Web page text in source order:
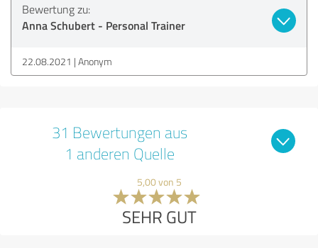
Bewertung zu:
Anna Schubert - Personal Trainer
22.08.2021 Anonym
31 Bewertungen aus
1 anderen Quelle
5,00 von 5
SEHR GUT